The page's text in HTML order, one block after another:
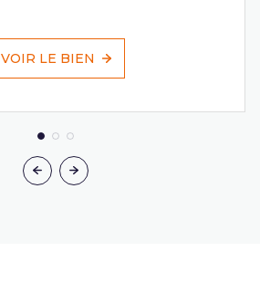
VOIR LE BIEN